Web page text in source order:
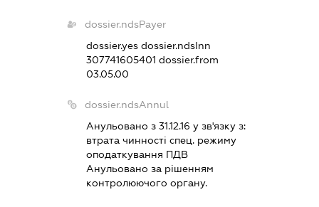
dossier.ndsPayer
dossier.yes dossier.ndsInn
307741605401 dossier.from
03.05.00
dossier.ndsAnnul
Анульовано з 31.12.16 у зв'язку з:
втрата чинностi спец. режиму
оподаткування ПДВ
Анульовано за рiшенням
контролюючого органу.